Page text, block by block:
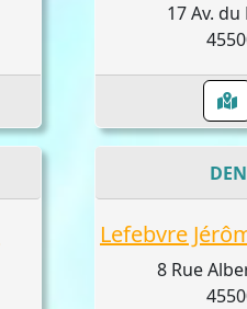
17 Av.
Lefebvre
8 Rue